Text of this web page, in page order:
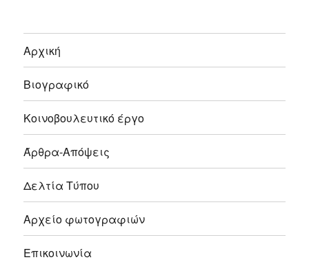
Αρχική
Βιογραφικό
Κοινοβουλευτικό έργο
Άρθρα-Απόψεις
Δελτία Τύπου
Αρχείο φωτογραφιών
Επικοινωνία